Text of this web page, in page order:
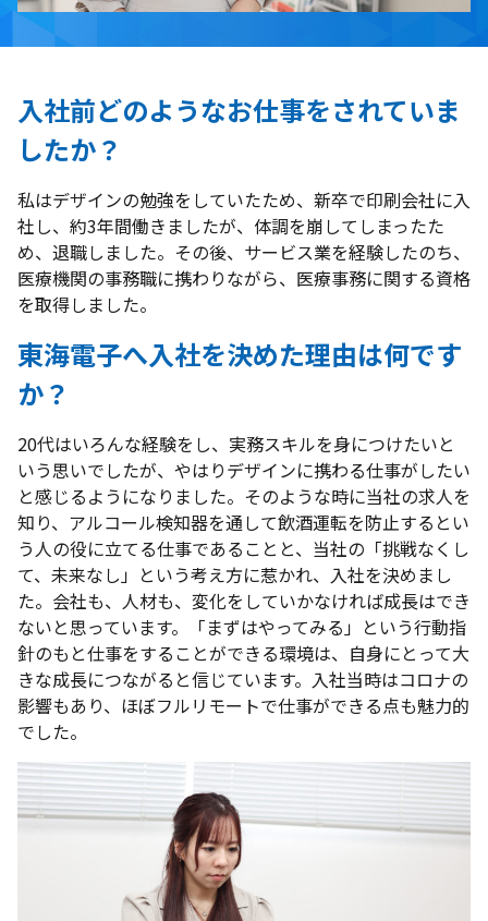
入社前どのようなお仕事をされていま
したか？
私はデザインの勉強をしていたため、新卒で印刷会社に入
社し、約3年間働きましたが、体調を崩してしまったた
め、退職しました。その後、サービス業を経験したのち、
医療機関の事務職に携わりながら、医療事務に関する資格
を取得しました。
東海電子へ入社を決めた理由は何です
か？
20代はいろんな経験をし、実務スキルを身につけたいと
いう思いでしたが、やはりデザインに携わる仕事がしたい
と感じるようになりました。そのような時に当社の求人を
知り、アルコール検知器を通して飲酒運転を防止するとい
う人の役に立てる仕事であることと、当社の「挑戦なくし
て、未来なし」という考え方に惹かれ、入社を決めまし
た。会社も、人材も、変化をしていかなければ成長はでき
ないと思っています。「まずはやってみる」という行動指
針のもと仕事をすることができる環境は、自身にとって大
きな成長につながると信じています。入社当時はコロナの
影響もあり、ほぼフルリモートで仕事ができる点も魅力的
でした。